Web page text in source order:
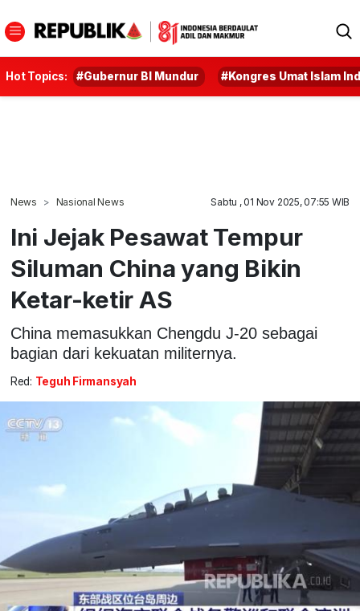
Hot Topics: #Gubernur BI Mundur #Kongres Umat Islam
News Nasional News Sabtu , 01 Nov 2025, 07:55 WIB
Ini Jejak Pesawat Tempur
Siluman China yang Bikin
Ketar-ketir AS
China memasukkan Chengdu J-20 sebagai
bagian dari kekuatan militernya.
Red: Teguh Firmansyah